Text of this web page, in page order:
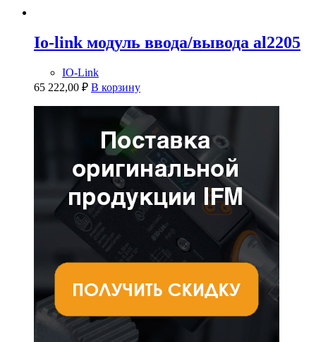
Io-link модуль ввода/вывода al2205
IO-Link
65 222,00 ₽ В корзину